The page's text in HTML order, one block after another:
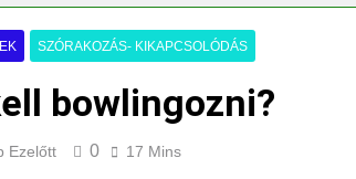
Mikor kell tetőt cserélni?
3 Nap Ezelőtt
SZÓRAKOZÁS- KIKAPCSOLÓDÁS
bowlingozni?
Ezelőtt 0 17 Mins